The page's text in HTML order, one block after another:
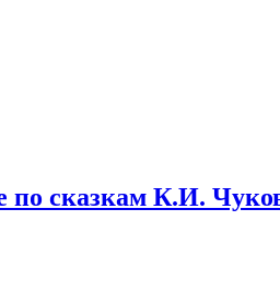
по сказкам К.И.